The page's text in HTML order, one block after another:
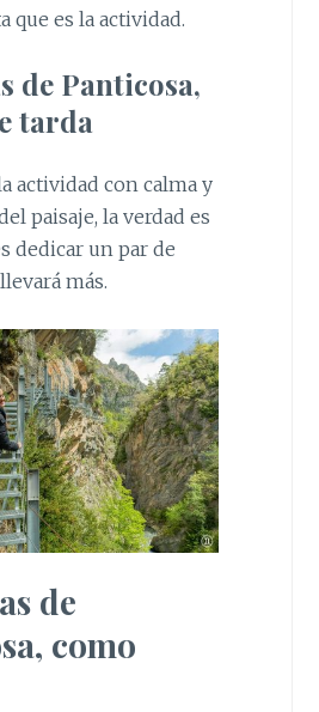
que es la actividad.
de Panticosa,
tarda
actividad con calma y
paisaje, la verdad es
dedicar un par de
más.
de
como